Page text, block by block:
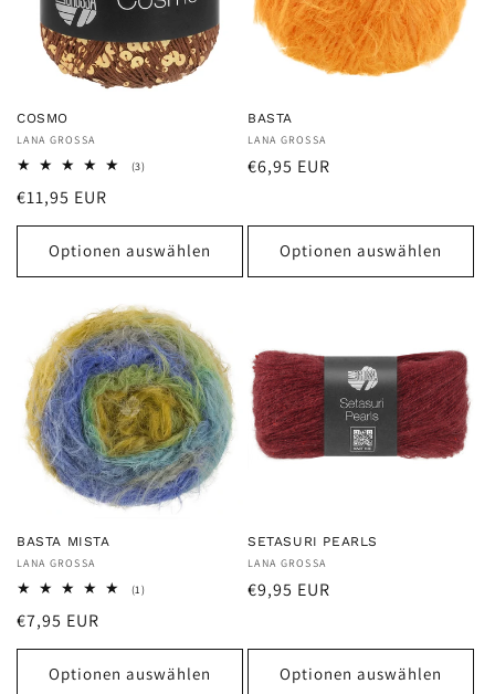
COSMO
Anbieter:
LANA GROSSA
(3)3
Normaler
Preis
€11,95 EUR
Optionen auswählen
BASTA
Anbieter:
LANA GROSSA
Normaler
€6,95 EUR
Optionen auswählen
BASTA MISTA
Anbieter:
LANA GROSSA
(1)1
Normaler
Preis
€7,95 EUR
Optionen auswählen
SETASURI PEARLS
Anbieter:
LANA GROSSA
Normaler
€9,95 EUR
Optionen auswählen